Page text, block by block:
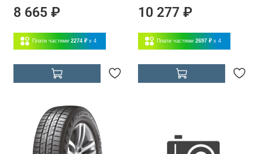
8 665 ₽
Плати частями 2274 ₽ x 4
10 277 ₽
Плати частями 2697 ₽ x 4